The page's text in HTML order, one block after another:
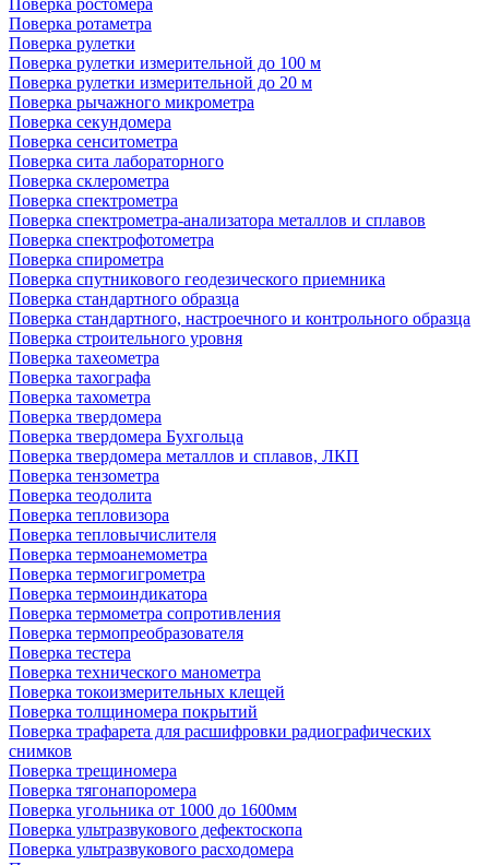
Поверка ростомера
Поверка ротаметра
Поверка рулетки
Поверка рулетки измерительной до 100 м
Поверка рулетки измерительной до 20 м
Поверка рычажного микрометра
Поверка секундомера
Поверка сенситометра
Поверка сита лабораторного
Поверка склерометра
Поверка спектрометра
Поверка спектрометра-анализатора металлов и сплавов
Поверка спектрофотометра
Поверка спирометра
Поверка спутникового геодезического приемника
Поверка стандартного образца
Поверка стандартного, настроечного и контрольного образца
Поверка строительного уровня
Поверка тахеометра
Поверка тахографа
Поверка тахометра
Поверка твердомера
Поверка твердомера Бухгольца
Поверка твердомера металлов и сплавов, ЛКП
Поверка тензометра
Поверка теодолита
Поверка тепловизора
Поверка тепловычислителя
Поверка термоанемометра
Поверка термогигрометра
Поверка термоиндикатора
Поверка термометра сопротивления
Поверка термопреобразователя
Поверка тестера
Поверка технического манометра
Поверка токоизмерительных клещей
Поверка толщиномера покрытий
Поверка трафарета для расшифровки радиографических
снимков
Поверка трещиномера
Поверка тягонапоромера
Поверка угольника от 1000 до 1600мм
Поверка ультразвукового дефектоскопа
Поверка ультразвукового расходомера